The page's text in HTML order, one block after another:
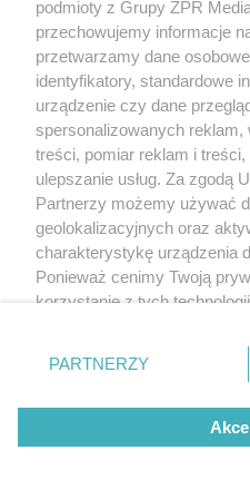
podmioty z Grupy ZPR
przechowujemy informacje
przetwarzamy dane
identyfikatory, standardowe
urządzenie czy dane
spersonalizowanych
treści, pomiar reklam i
ulepszanie usług. Za zgodą
Partnerzy możemy używać
geolokalizacyjnych oraz
charakterystykę urządzenia
Ponieważ cenimy Twoją
korzystanie z tych
zmienić/wycofać klikając
znajdujący się w lewym
rodzaje przetwarzania
użytkownika, ale masz
przetwarzaniu. Preferencje
PARTNERZY